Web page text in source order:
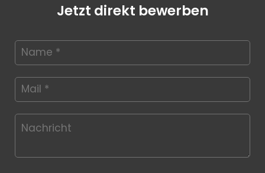
Jetzt direkt bewerben